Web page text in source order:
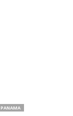
PANAMA